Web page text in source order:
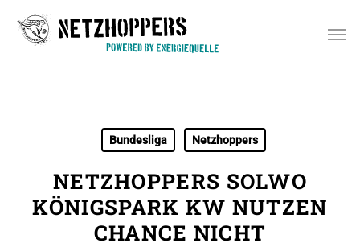
Bundesliga Netzhoppers
NETZHOPPERS SOLWO
KÖNIGSPARK KW NUTZEN
CHANCE NICHT